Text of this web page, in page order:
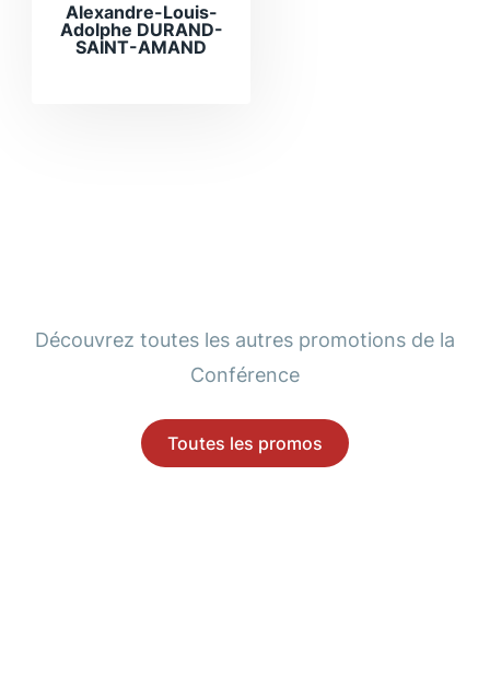
Alexandre-Louis-
Adolphe DURAND-
SAINT-AMAND
Découvrez toutes les autres promotions de la
Conférence
Toutes les promos